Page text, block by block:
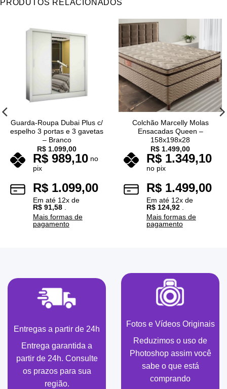
PRODUTOS RELACIONADOS
Guarda-Roupa Dubai Plus c/
espelho 3 portas e 3 gavetas
– Branco
R$ 1.099,00
R$989,10 no
pix
R$1.099,00
Em até 12x de
R$91,58.
Mais formas de
pagamento
Colchão Marcelly Molas
Ensacadas Queen –
158x198x28
R$ 1.499,00
R$1.349,10
no pix
R$1.499,00
Em até 12x de
R$124,92.
Mais formas de
pagamento
Entregas a partir de 24h
Entrega garantida a
partir de 24h. Consulte
os prazos para sua
região.
Fotos e Vídeos Originais
Reduzimos o uso de
Photoshop assim você
sabe o que está
comprando